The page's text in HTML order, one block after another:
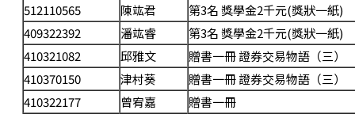
512110565
陳竑君
第3名 獎學金2千元(獎狀一紙)
409322392
潘竑睿
第3名 獎學金2千元(獎狀一紙)
410321082
邱雅文
贈書一冊 證券交易物語（三）
410370150
津村葵
贈書一冊 證券交易物語（三）
410322177
曾宥嘉
贈書一冊